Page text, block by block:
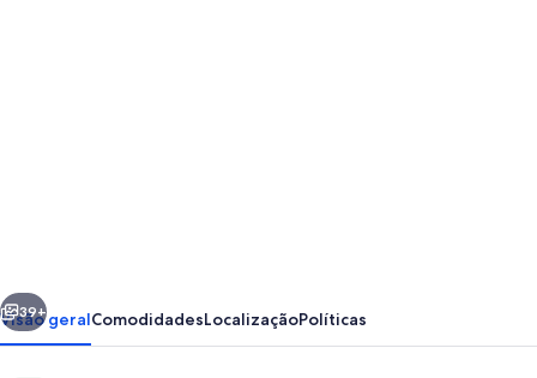
the
Hurunui.
Próximo
39+
Visão geralComodidadesLocalizaçãoPolíticas